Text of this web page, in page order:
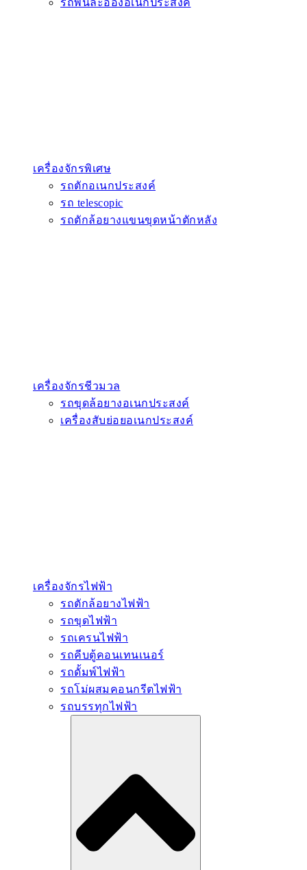
รถพ่นละอองอเนกประสงค์
เครื่องจักรพิเศษ
รถตักอเนกประสงค์
รถ telescopic
รถตักล้อยางแขนขุดหน้าตักหลัง
เครื่องจักรชีวมวล
รถขุดล้อยางอเนกประสงค์
เครื่องสับย่อยอเนกประสงค์
เครื่องจักรไฟฟ้า
รถตักล้อยางไฟฟ้า
รถขุดไฟฟ้า
รถเครนไฟฟ้า
รถคีบตู้คอนเทนเนอร์
รถดั้มพ์ไฟฟ้า
รถโม่ผสมคอนกรีตไฟฟ้า
รถบรรทุกไฟฟ้า